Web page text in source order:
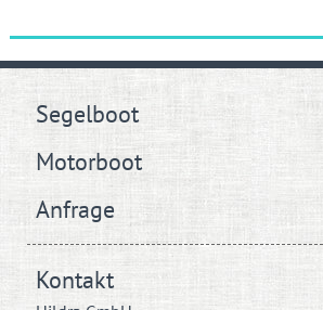
Segelboot
Motorboot
Anfrage
Kontakt